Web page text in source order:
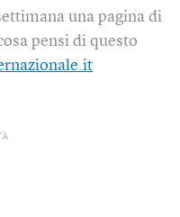
una pagina di
pensi di questo